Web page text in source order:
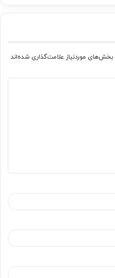
بخش‌های موردنیاز علامت‌گذاری شده‌اند